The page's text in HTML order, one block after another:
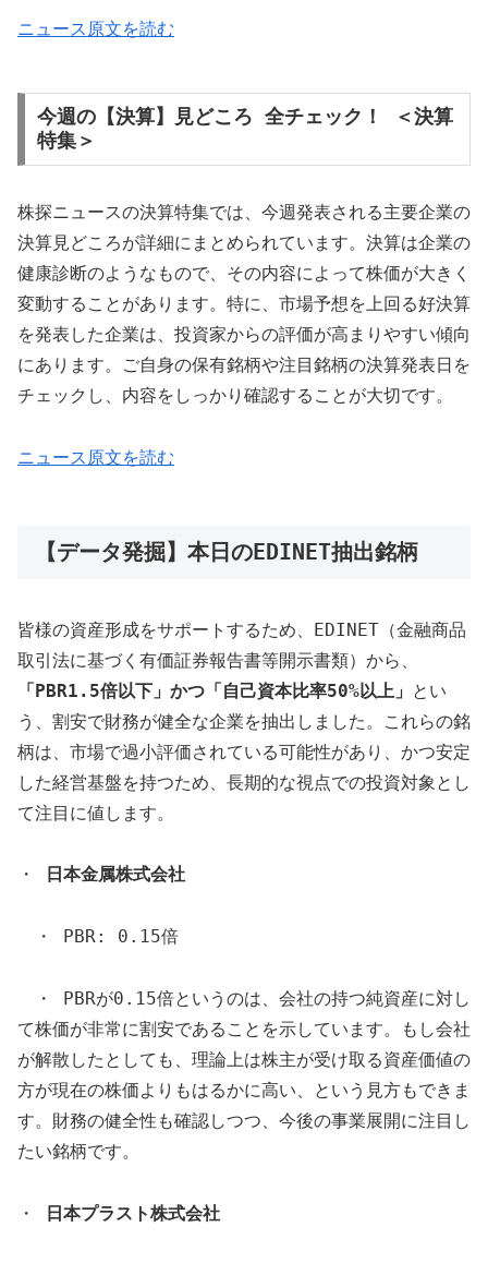
ニュース原文を読む
今週の【決算】見どころ 全チェック！ ＜決算
特集＞
株探ニュースの決算特集では、今週発表される主要企業の
決算見どころが詳細にまとめられています。決算は企業の
健康診断のようなもので、その内容によって株価が大きく
変動することがあります。特に、市場予想を上回る好決算
を発表した企業は、投資家からの評価が高まりやすい傾向
にあります。ご自身の保有銘柄や注目銘柄の決算発表日を
チェックし、内容をしっかり確認することが大切です。
ニュース原文を読む
【データ発掘】本日のEDINET抽出銘柄
皆様の資産形成をサポートするため、EDINET（金融商品
取引法に基づく有価証券報告書等開示書類）から、
「PBR1.5倍以下」かつ「自己資本比率50%以上」 とい
う、割安で財務が健全な企業を抽出しました。これらの銘
柄は、市場で過小評価されている可能性があり、かつ安定
した経営基盤を持つため、長期的な視点での投資対象とし
て注目に値します。
・ 日本金属株式会社
・ PBR: 0.15倍
・ PBRが0.15倍というのは、会社の持つ純資産に対し
て株価が非常に割安であることを示しています。もし会社
が解散したとしても、理論上は株主が受け取る資産価値の
方が現在の株価よりもはるかに高い、という見方もできま
す。財務の健全性も確認しつつ、今後の事業展開に注目し
たい銘柄です。
・ 日本プラスト株式会社